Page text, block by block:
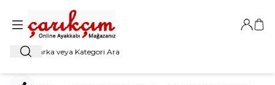
Ara
Giriş